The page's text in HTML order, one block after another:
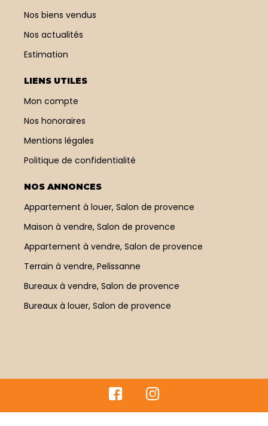
Nos biens vendus
Nos actualités
Estimation
LIENS UTILES
Mon compte
Nos honoraires
Mentions légales
Politique de confidentialité
NOS ANNONCES
Appartement à louer, Salon de provence
Maison à vendre, Salon de provence
Appartement à vendre, Salon de provence
Terrain à vendre, Pelissanne
Bureaux à vendre, Salon de provence
Bureaux à louer, Salon de provence